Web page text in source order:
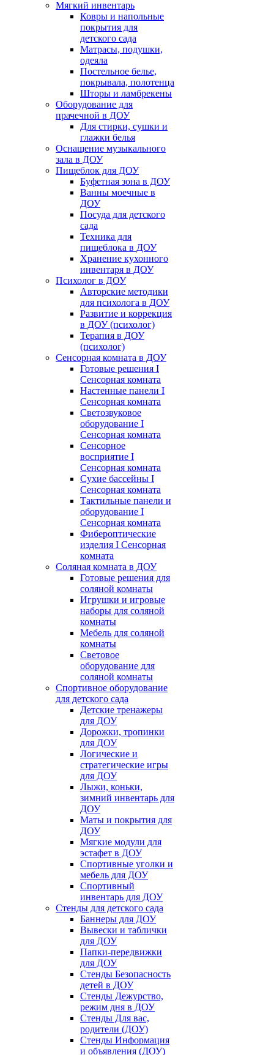
Мягкий инвентарь
Ковры и напольные
покрытия для
детского сада
Матрасы, подушки,
одеяла
Постельное белье,
покрывала, полотенца
Шторы и ламбрекены
Оборудование для
прачечной в ДОУ
Для стирки, сушки и
глажки белья
Оснащение музыкального
зала в ДОУ
Пищеблок для ДОУ
Буфетная зона в ДОУ
Ванны моечные в
ДОУ
Посуда для детского
сада
Техника для
пищеблока в ДОУ
Хранение кухонного
инвентаря в ДОУ
Психолог в ДОУ
Авторские методики
для психолога в ДОУ
Развитие и коррекция
в ДОУ (психолог)
Терапия в ДОУ
(психолог)
Сенсорная комната в ДОУ
Готовые решения I
Сенсорная комната
Настенные панели I
Сенсорная комната
Светозвуковое
оборудование I
Сенсорная комната
Сенсорное
восприятие I
Сенсорная комната
Сухие бассейны I
Сенсорная комната
Тактильные панели и
оборудование I
Сенсорная комната
Фибероптические
изделия I Сенсорная
комната
Соляная комната в ДОУ
Готовые решения для
соляной комнаты
Игрушки и игровые
наборы для соляной
комнаты
Мебель для соляной
комнаты
Световое
оборудование для
соляной комнаты
Спортивное оборудование
для детского сада
Детские тренажеры
для ДОУ
Дорожки, тропинки
для ДОУ
Логические и
стратегические игры
для ДОУ
Лыжи, коньки,
зимний инвентарь для
ДОУ
Маты и покрытия для
ДОУ
Мягкие модули для
эстафет в ДОУ
Спортивные уголки и
мебель для ДОУ
Спортивный
инвентарь для ДОУ
Стенды для детского сада
Баннеры для ДОУ
Вывески и таблички
для ДОУ
Папки-передвижки
для ДОУ
Стенды Безопасность
детей в ДОУ
Стенды Дежурство,
режим дня в ДОУ
Стенды Для вас,
родители (ДОУ)
Стенды Информация
и объявления (ДОУ)